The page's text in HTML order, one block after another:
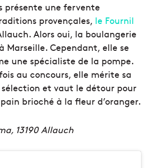
présente une fervente
provençales, le Fournil
Alors oui, la boulangerie
Marseille. Cependant, elle se
une spécialiste de la pompe.
au concours, elle mérite sa
et vaut le détour pour
brioché à la fleur d’oranger.
13190 Allauch